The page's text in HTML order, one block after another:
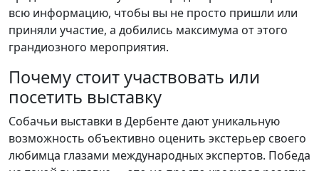
всю информацию, чтобы вы не просто пришли или
приняли участие, а добились максимума от этого
грандиозного мероприятия.
Почему стоит участвовать или
посетить выставку
Собачьи выставки в Дербенте дают уникальную
возможность объективно оценить экстерьер своего
любимца глазами международных экспертов. Победа